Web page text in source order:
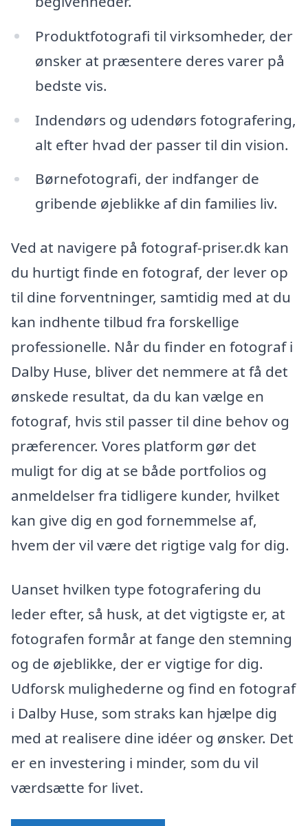
Produktfotografi til virksomheder, der
ønsker at præsentere deres varer på
bedste vis.
Indendørs og udendørs fotografering,
alt efter hvad der passer til din vision.
Børnefotografi, der indfanger de
gribende øjeblikke af din families liv.
Ved at navigere på fotograf-priser.dk kan
du hurtigt finde en fotograf, der lever op
til dine forventninger, samtidig med at du
kan indhente tilbud fra forskellige
professionelle. Når du finder en fotograf i
Dalby Huse, bliver det nemmere at få det
ønskede resultat, da du kan vælge en
fotograf, hvis stil passer til dine behov og
præferencer. Vores platform gør det
muligt for dig at se både portfolios og
anmeldelser fra tidligere kunder, hvilket
kan give dig en god fornemmelse af,
hvem der vil være det rigtige valg for dig.
Uanset hvilken type fotografering du
leder efter, så husk, at det vigtigste er, at
fotografen formår at fange den stemning
og de øjeblikke, der er vigtige for dig.
Udforsk mulighederne og find en fotograf
i Dalby Huse, som straks kan hjælpe dig
med at realisere dine idéer og ønsker. Det
er en investering i minder, som du vil
værdsætte for livet.